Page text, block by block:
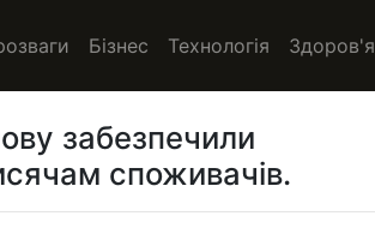
Бізнес Технологія Здоров'я
забезпечили
споживачів.